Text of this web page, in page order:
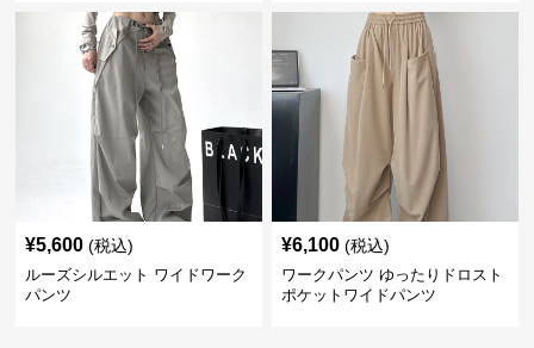
¥5,600 (税込)
ルーズシルエット ワイドワーク
パンツ
¥6,100 (税込)
ワークパンツ ゆったりドロスト
ポケットワイドパンツ